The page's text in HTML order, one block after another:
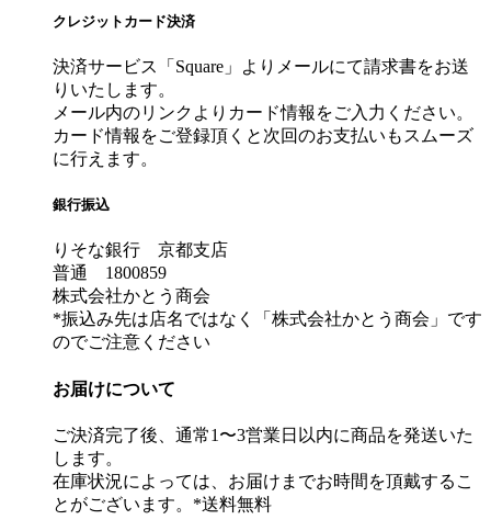
クレジットカード決済
決済サービス「Square」よりメールにて請求書をお送
りいたします。
メール内のリンクよりカード情報をご入力ください。
カード情報をご登録頂くと次回のお支払いもスムーズ
に行えます。
銀行振込
りそな銀行 京都支店
普通 1800859
株式会社かとう商会
*振込み先は店名ではなく「株式会社かとう商会」です
のでご注意ください
お届けについて
ご決済完了後、通常1〜3営業日以内に商品を発送いた
します。
在庫状況によっては、お届けまでお時間を頂戴するこ
とがございます。*送料無料